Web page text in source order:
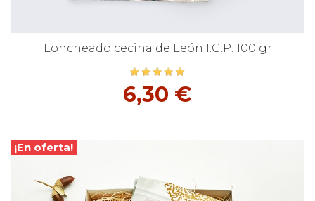
Loncheado cecina de León I.G.P. 100 gr
6,30 €
¡En oferta!